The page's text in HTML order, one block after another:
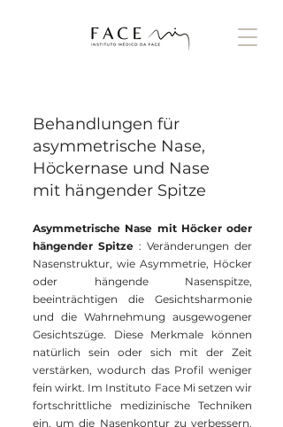
Behandlungen für
asymmetrische Nase,
Höckernase und Nase
mit hängender Spitze
Asymmetrische Nase mit Höcker oder
hängender Spitze : Veränderungen der
Nasenstruktur, wie Asymmetrie, Höcker
oder hängende Nasenspitze,
beeinträchtigen die Gesichtsharmonie
und die Wahrnehmung ausgewogener
Gesichtszüge. Diese Merkmale können
natürlich sein oder sich mit der Zeit
verstärken, wodurch das Profil weniger
fein wirkt. Im Instituto Face Mi setzen wir
fortschrittliche medizinische Techniken
ein, um die Nasenkontur zu verbessern,